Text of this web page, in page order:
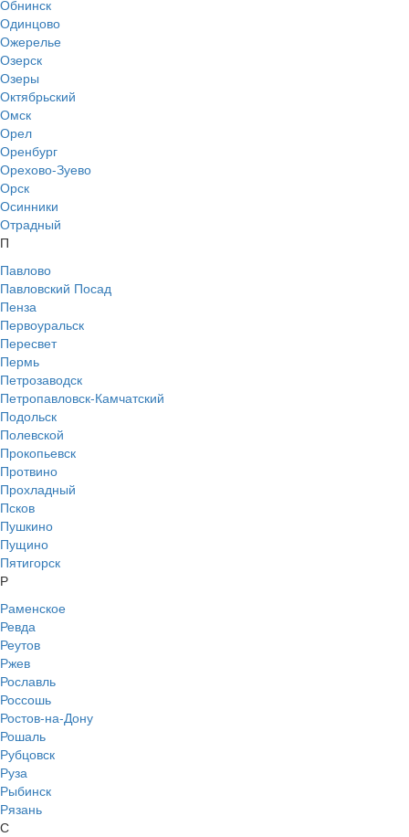
Обнинск
Одинцово
Ожерелье
Озерск
Озеры
Октябрьский
Омск
Орел
Оренбург
Орехово-Зуево
Орск
Осинники
Отрадный
П
Павлово
Павловский Посад
Пенза
Первоуральск
Пересвет
Пермь
Петрозаводск
Петропавловск-Камчатский
Подольск
Полевской
Прокопьевск
Протвино
Прохладный
Псков
Пушкино
Пущино
Пятигорск
Р
Раменское
Ревда
Реутов
Ржев
Рославль
Россошь
Ростов-на-Дону
Рошаль
Рубцовск
Руза
Рыбинск
Рязань
С